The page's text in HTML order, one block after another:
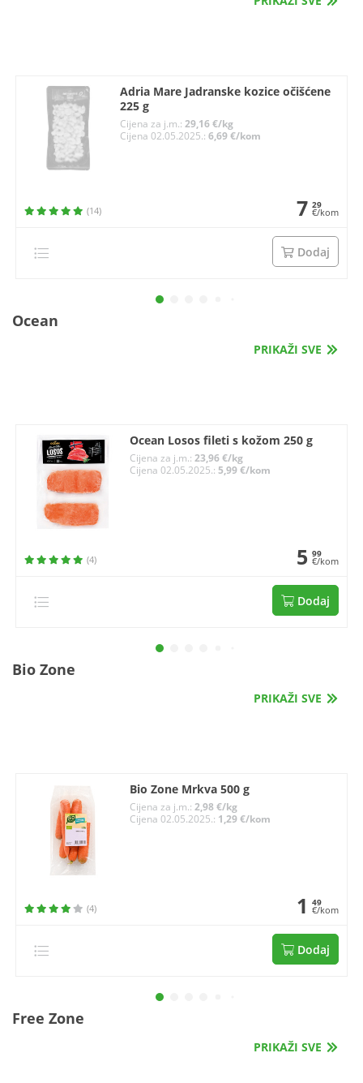
Adria Mare Jadranske kozice očišćene
225 g
Cijena za j.m.:29,16 €/kg
Cijena 02.05.2025.:6,69 €/kom
(14) 7 29
€/kom
Dodaj
Ocean
PRIKAŽI SVE
Ocean Losos fileti s kožom 250 g
Cijena za j.m.:23,96 €/kg
Cijena 02.05.2025.:5,99 €/kom
(4) 5 99
€/kom
Dodaj
Bio Zone
PRIKAŽI SVE
Bio Zone Mrkva 500 g
Cijena za j.m.:2,98 €/kg
Cijena 02.05.2025.: 1,29 €/kom
(4) 1 49
€/kom
Dodaj
Free Zone
PRIKAŽI SVE